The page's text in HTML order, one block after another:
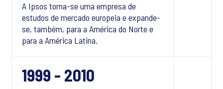
A Ipsos torna-se uma empresa de
estudos de mercado europeia e expande-
se, também, para a América do Norte e
para a América Latina.
1999 - 2010